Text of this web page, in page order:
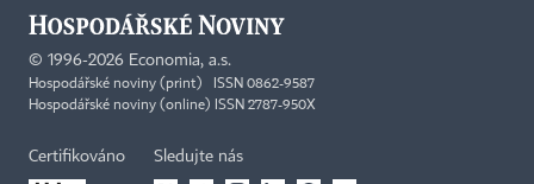
© 1996-2026 Economia, a.s.
Hospodářské noviny (print) ISSN 0862-9587
Hospodářské noviny (online) ISSN 2787-950X
Certifikováno Sledujte nás